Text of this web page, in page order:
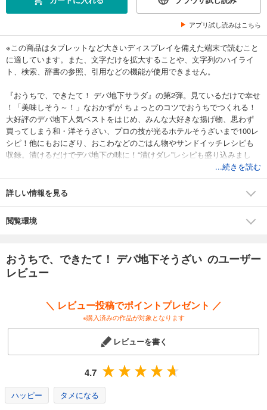
アプリ試し読みはこちら
※この商品はタブレットなど大きいディスプレイを備えた端末で読むこと
に適しています。また、文字だけを拡大することや、文字列のハイライ
ト、検索、辞書の参照、引用などの機能が使用できません。
『おうちで、できたて！ デパ地下サラダ』の第2弾。見ているだけで幸せ
！「美味しそう～！」なおかずが ちょっとのコツでおうちでつくれる！
大好評のデパ地下人気ベストをはじめ、みんな大好きな揚げ物、思わず
買ってしまう和・洋そうざい、プロの技が光るホテルそうざいまで100レ
シピ！他にもおにぎり、おこわなどのごはん物やサンドイッチレシピも
収録。漬けるだけでデパ地下の味に！“漬けダレ”レシピも盛り込みまし
...続きを読む
詳しい情報を見る
閲覧環境
おうちで、できたて！ デパ地下そうざい のユーザー
レビュー
＼ レビュー投稿でポイントプレゼント ／
※購入済みの作品が対象となります
レビューを書く
4.7
ハッピー タメになる